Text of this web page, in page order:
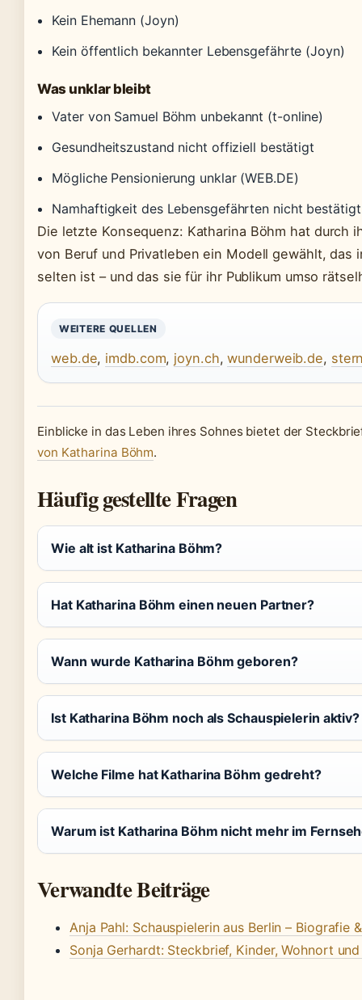
Kein Ehemann (Joyn)
Kein öffentlich bekannter Lebensgefährte (Joyn)
Was unklar bleibt
Vater von Samuel Böhm unbekannt (t-online)
Gesundheitszustand nicht offiziell bestätigt
Mögliche Pensionierung unklar (WEB.DE)
Namhaftigkeit des Lebensgefährten nicht bestätigt
Die letzte Konsequenz: Katharina Böhm hat durch
von Beruf und Privatleben ein Modell gewählt, das
selten ist – und das sie für ihr Publikum umso
WEITERE QUELLEN
web.de, imdb.com, joyn.ch,wunderweib.de,
Einblicke in das Leben ihres Sohnes bietet der
von Katharina Böhm.
Häufig gestellte Fragen
Wie alt ist Katharina Böhm?
Hat Katharina Böhm einen neuen Partner?
Wann wurde Katharina Böhm geboren?
Ist Katharina Böhm noch als Schauspielerin aktiv?
Welche Filme hat Katharina Böhm gedreht?
Warum ist Katharina Böhm nicht mehr im
Verwandte Beiträge
Anja Pahl: Schauspielerin aus Berlin – Biografie
Sonja Gerhardt: Steckbrief, Kinder, Wohnort